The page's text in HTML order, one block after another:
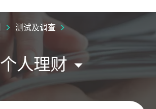
测试及调查
个人理财